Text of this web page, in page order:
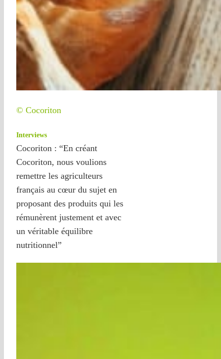
© Cocoriton
Interviews
Cocoriton : “En créant
Cocoriton, nous voulions
remettre les agriculteurs
français au cœur du sujet en
proposant des produits qui les
rémunèrent justement et avec
un véritable équilibre
nutritionnel”